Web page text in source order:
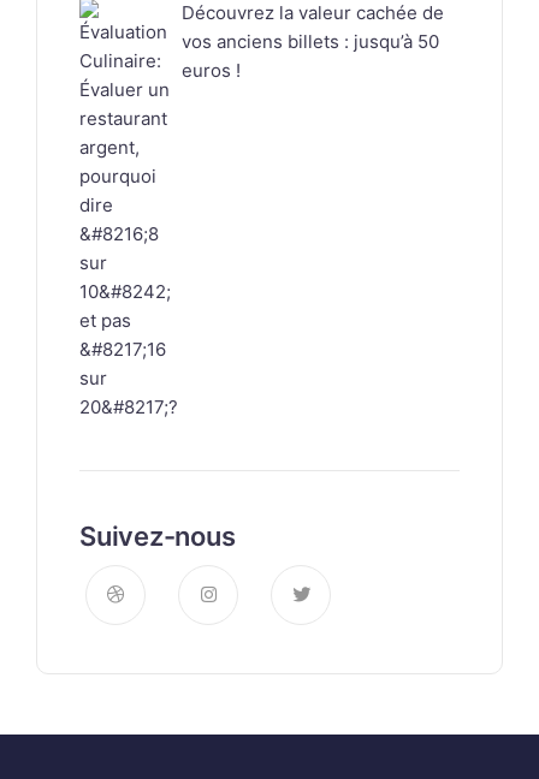
Découvrez la valeur cachée de
vos anciens billets : jusqu’à 50
euros !
Suivez-nous